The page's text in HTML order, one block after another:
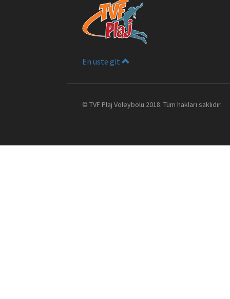
En üste git
© TVF Plaj Voleybolu 2018. Tüm hakları saklıdır.